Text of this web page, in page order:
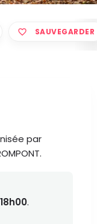
SAUVEGARDER
par
.